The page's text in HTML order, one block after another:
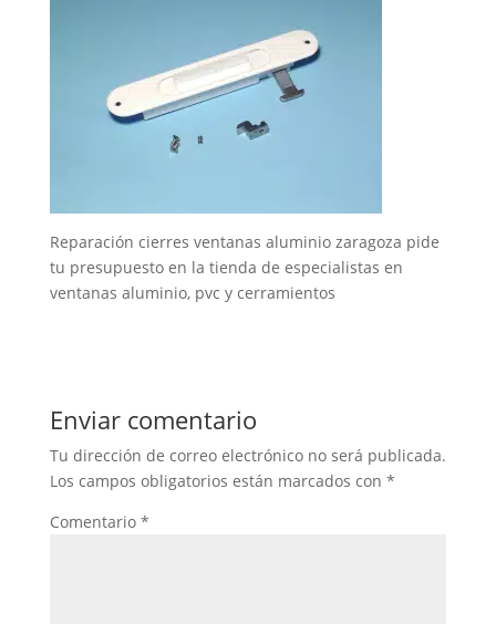
Reparación cierres ventanas aluminio zaragoza pide
tu presupuesto en la tienda de especialistas en
ventanas aluminio, pvc y cerramientos
Enviar comentario
Tu dirección de correo electrónico no será publicada.
Los campos obligatorios están marcados con *
Comentario *